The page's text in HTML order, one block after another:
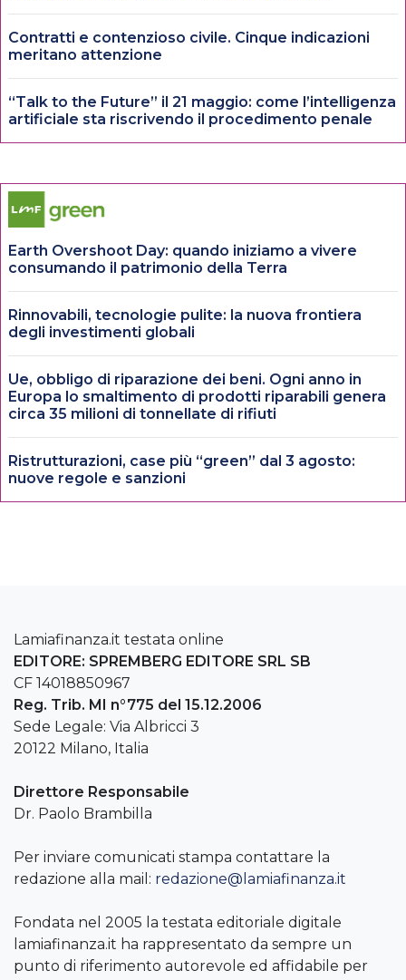
Contratti e contenzioso civile. Cinque indicazioni
meritano attenzione
“Talk to the Future” il 21 maggio: come l’intelligenza
artificiale sta riscrivendo il procedimento penale
Earth Overshoot Day: quando iniziamo a vivere
consumando il patrimonio della Terra
Rinnovabili, tecnologie pulite: la nuova frontiera
degli investimenti globali
Ue, obbligo di riparazione dei beni. Ogni anno in
Europa lo smaltimento di prodotti riparabili genera
circa 35 milioni di tonnellate di rifiuti
Ristrutturazioni, case più “green” dal 3 agosto:
nuove regole e sanzioni
Lamiafinanza.it testata online
EDITORE: SPREMBERG EDITORE SRL SB
CF 14018850967
Reg. Trib. MI n°775 del 15.12.2006
Sede Legale: Via Albricci 3
20122 Milano, Italia
Direttore Responsabile
Dr. Paolo Brambilla
Per inviare comunicati stampa contattare la
redazione alla mail: redazione@lamiafinanza.it
Fondata nel 2005 la testata editoriale digitale
lamiafinanza.it ha rappresentato da sempre un
punto di riferimento autorevole ed affidabile per